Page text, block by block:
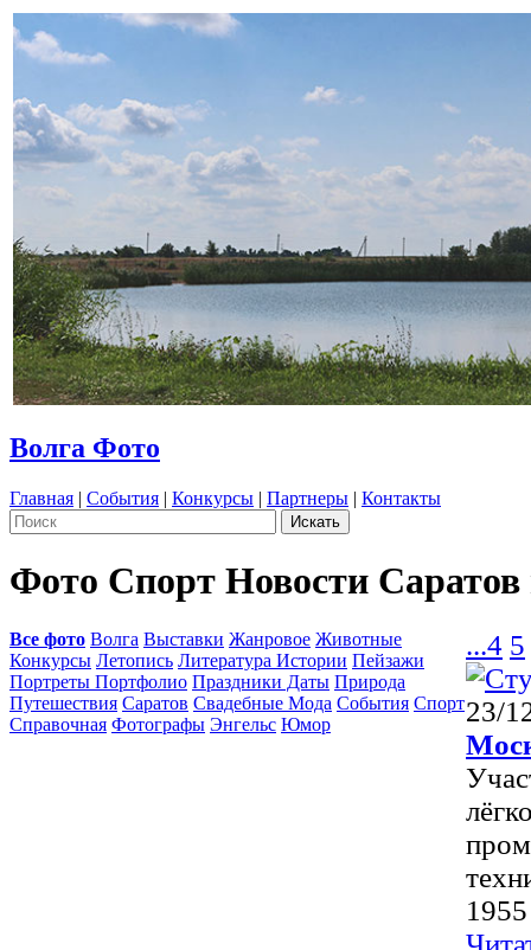
Волга Фото
Главная | События | Конкурсы | Партнеры | Контакты
Фото Спорт Новости
Все фото Волга Выставки Жанровое Животные
Конкурсы Летопись Литература Истории Пейзажи
Портреты Портфолио Праздники Даты Природа
Путешествия Саратов Свадебные Мода События Спорт
Справочная Фотографы Энгельс Юмор
...4 5
23/